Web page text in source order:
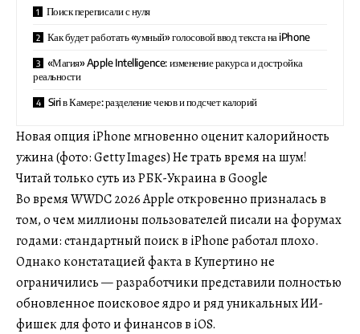
Поиск переписали с нуля
Как будет работать «умный» голосовой ввод текста на iPhone
«Магия» Apple Intelligence: изменение ракурса и достройка
реальности
Siri в Камере: разделение чеков и подсчет калорий
Новая опция iPhone мгновенно оценит калорийность
ужина (фото: Getty Images) Не трать время на шум!
Читай только суть из РБК-Украина в Google
Во время WWDC 2026 Apple откровенно призналась в
том, о чем миллионы пользователей писали на форумах
годами: стандартный поиск в iPhone работал плохо.
Однако констатацией факта в Купертино не
ограничились — разработчики представили полностью
обновленное поисковое ядро и ряд уникальных ИИ-
фишек для фото и финансов в iOS.